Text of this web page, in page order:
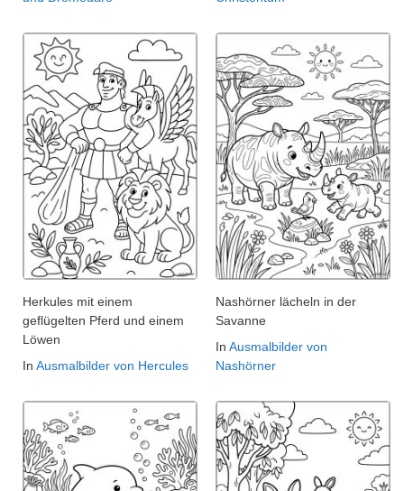
Herkules mit einem
geflügelten Pferd und einem
Löwen
In Ausmalbilder von Hercules
Nashörner lächeln in der
Savanne
In Ausmalbilder von
Nashörner